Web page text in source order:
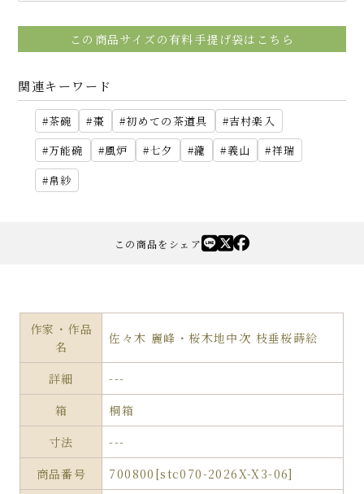
この商品サイズの有料手提げ袋はこちら
関連キーワード
茶碗 棗 初めての茶道具
吉村楽入
万能碗
風炉 七夕 瀧 義山
祥瑞
帛紗
この商品をシェア
作家・作品
名
佐々木 麗峰・桜木地中次 枝垂桜蒔絵
詳細
---
箱
桐箱
寸法
---
商品番号
700800[stc070-2026X-X3-06]